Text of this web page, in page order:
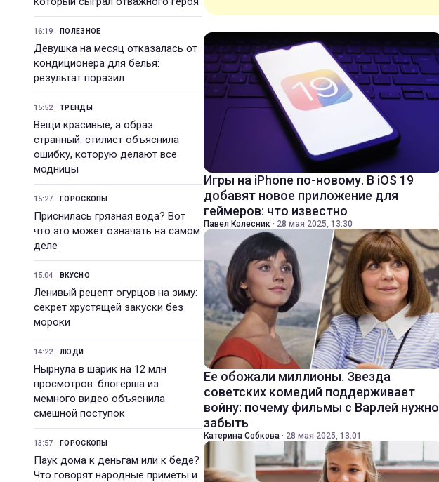
16:19 ПОЛЕЗНОЕ
Девушка на месяц отказалась от
кондиционера для белья:
результат поразил
15:52 ТРЕНДЫ
Вещи красивые, а образ
странный: стилист объяснила
ошибку, которую делают все
модницы
15:27 ГОРОСКОПЫ
Приснилась грязная вода? Вот
что это может означать на самом
деле
15:04 ВКУСНО
Ленивый рецепт огурцов на зиму:
секрет хрустящей закуски без
мороки
14:22 ЛЮДИ
Нырнула в шарик на 12 млн
просмотров: блогерша из
мемного видео объяснила
смешной поступок
13:57 ГОРОСКОПЫ
Паук дома к деньгам или к беде?
Что говорят народные приметы и
Игры на iPhone по-новому. В iOS 19
добавят новое приложение для
геймеров: что известно
Павел Колесник · 28 мая 2025, 13:30
Ее обожали миллионы. Звезда
советских комедий поддерживает
войну: почему фильмы с Варлей нужно
забыть
Катерина Собкова · 28 мая 2025, 13:01